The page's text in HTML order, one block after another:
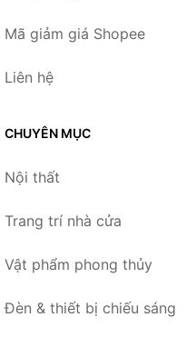
Mã giảm giá Shopee
Liên hệ
CHUYÊN MỤC
Nội thất
Trang trí nhà cửa
Vật phẩm phong thủy
Đèn & thiết bị chiếu sáng